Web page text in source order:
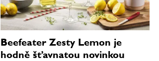
Beefeater Zesty Lemon je
hodně šťavnatou novinkou